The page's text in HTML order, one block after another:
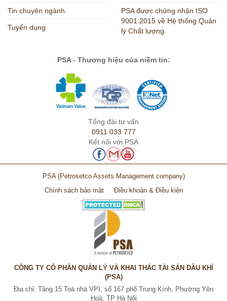
Tin chuyên ngành
Tuyển dụng
PSA được chứng nhận ISO
9001:2015 về Hệ thống Quản
lý Chất lượng
PSA - Thương hiệu của niềm tin:
Tổng đài tư vấn
0911 033 777
Kết nối với PSA
PSA (Petrosetco Assets Management company)
Chính sách bảo mật
Điều khoản & Điều kiện
CÔNG TY CỔ PHẦN QUẢN LÝ VÀ KHAI THÁC TÀI SẢN DẦU KHÍ
(PSA)
Địa chỉ: Tầng 15 Toà nhà VPI, số 167 phố Trung Kính, Phường Yên
Hoà, TP Hà Nội